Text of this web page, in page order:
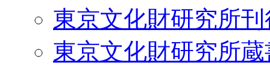
東京文化財研究所
東京文化財研究所